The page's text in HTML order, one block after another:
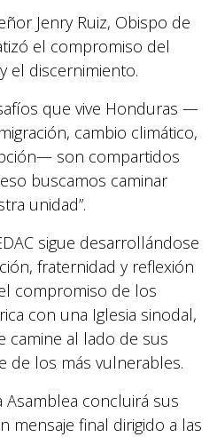
Jenry Ruiz, Obispo de
el compromiso del
el discernimiento.
que vive Honduras —
cambio climático,
son compartidos
buscamos caminar
unidad”.
sigue desarrollándose
fraternidad y reflexión
compromiso de los
con una Iglesia sinodal,
camine al lado de sus
de los más vulnerables.
concluirá sus
mensaje final dirigido a las